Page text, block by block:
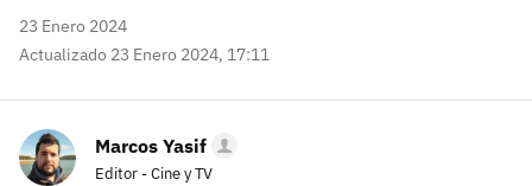
23 Enero 2024
Actualizado 23 Enero 2024, 17:11
Marcos Yasif
Editor - Cine y TV